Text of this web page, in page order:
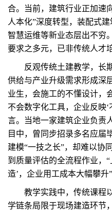
合。当前，建筑行业正加速
人本化”深度转型，装配式
智慧运维等新业态层出不穷
要求之多元，已非传统人才
反观传统土建教学，长期
供给与产业升级需求形成深
业生，会施工的不懂设计，
不会数字化工具，企业反映
言。当地一家建筑企业负责
目中，曾同步招录多名应届
建模“一技之长”，却难以协
到质量评估的全流程作业，
造’，企业用工成本大幅攀升”
教学实践中，传统课程以
学链条局限于现场建造环节